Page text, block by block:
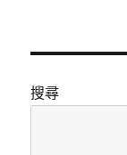
搜尋